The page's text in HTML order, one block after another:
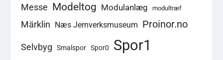
Messe Modeltog Modulanlæg modultræf
Märklin Næs Jernverksmuseum Proinor.no
Selvbyg Smalspor Spor0 Spor1